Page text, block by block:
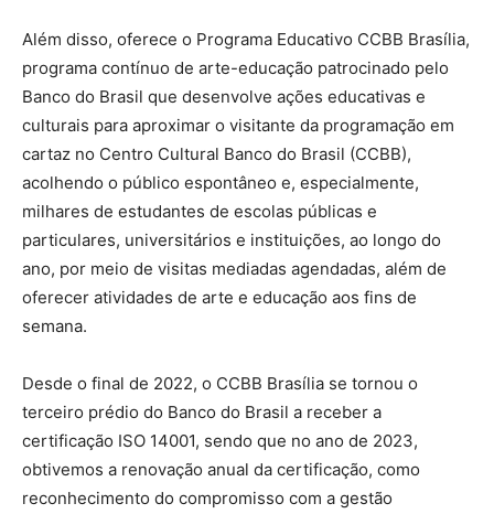
Além disso, oferece o Programa Educativo CCBB Brasília,
programa contínuo de arte-educação patrocinado pelo
Banco do Brasil que desenvolve ações educativas e
culturais para aproximar o visitante da programação em
cartaz no Centro Cultural Banco do Brasil (CCBB),
acolhendo o público espontâneo e, especialmente,
milhares de estudantes de escolas públicas e
particulares, universitários e instituições, ao longo do
ano, por meio de visitas mediadas agendadas, além de
oferecer atividades de arte e educação aos fins de
semana.
Desde o final de 2022, o CCBB Brasília se tornou o
terceiro prédio do Banco do Brasil a receber a
certificação ISO 14001, sendo que no ano de 2023,
obtivemos a renovação anual da certificação, como
reconhecimento do compromisso com a gestão